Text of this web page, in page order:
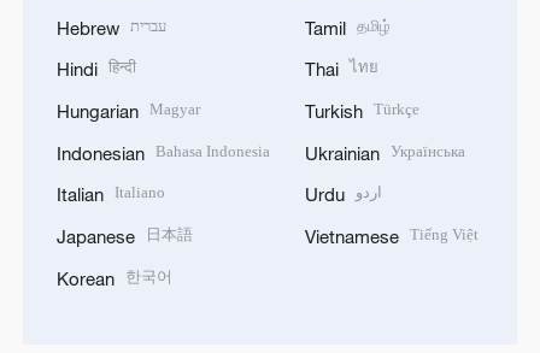
Hebrew עברית
Hindi हिन्दी
Hungarian Magyar
Indonesian Bahasa Indonesia
Italian Italiano
Japanese 日本語
Korean 한국어
Tamil தமிழ்
Thai ไทย
Turkish Türkçe
Ukrainian Українська
Urdu اردو
Vietnamese Tiếng Việt